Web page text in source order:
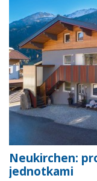
Neukirchen:
jednotkami